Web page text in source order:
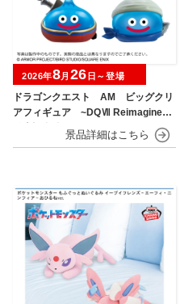
ドラゴンクエスト AM ビッグクリ
アフィギュア ~DQⅦ Reimagined
発売記念編~
2026年8月 26 日～登場